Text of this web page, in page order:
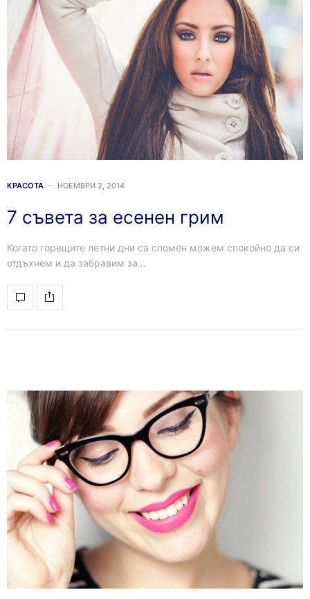
КРАСОТА НОЕМВРИ 2, 2014
7 съвета за есенен грим
Когато горещите летни дни са спомен можем спокойно да си
отдъхнем и да забравим за…